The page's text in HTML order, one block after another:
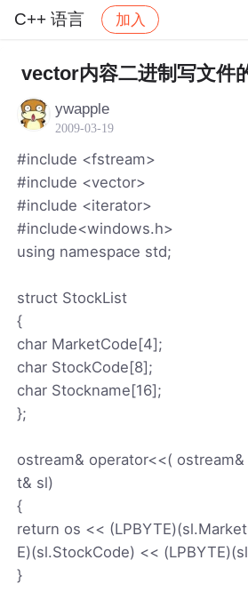
C++ 语言 加入
C++ 语言 帖子详情
vector内容二进制写文件
ywapple
2009-03-19
#include <fstream>
#include <vector>
#include <iterator>
#include<windows.h>
using namespace std;
struct StockList
{
char MarketCode[4];
char StockCode[8];
char Stockname[16];
};
ostream& operator<<(
t& sl)
{
return os <<
E)(sl.StockCode) <<
}